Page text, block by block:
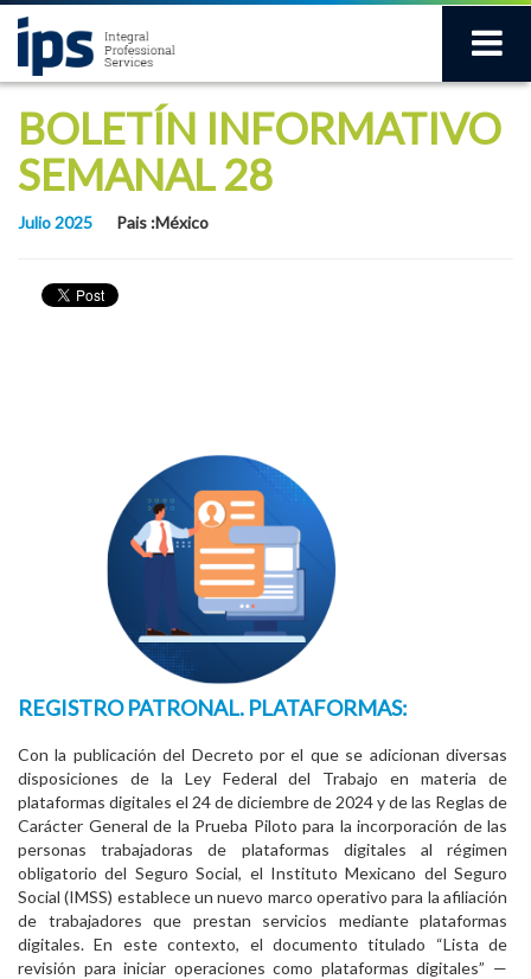
BOLETÍN INFORMATIVO
SEMANAL 28
Julio 2025 Pais :México
REGISTRO PATRONAL. PLATAFORMAS:
Con la publicación del Decreto por el que se adicionan diversas
disposiciones de la Ley Federal del Trabajo en materia de
plataformas digitales el 24 de diciembre de 2024 y de las Reglas de
Carácter General de la Prueba Piloto para la incorporación de las
personas trabajadoras de plataformas digitales al régimen
obligatorio del Seguro Social, el Instituto Mexicano del Seguro
Social (IMSS) establece un nuevo marco operativo para la afiliación
de trabajadores que prestan servicios mediante plataformas
digitales. En este contexto, el documento titulado “Lista de
revisión para iniciar operaciones como plataformas digitales” —